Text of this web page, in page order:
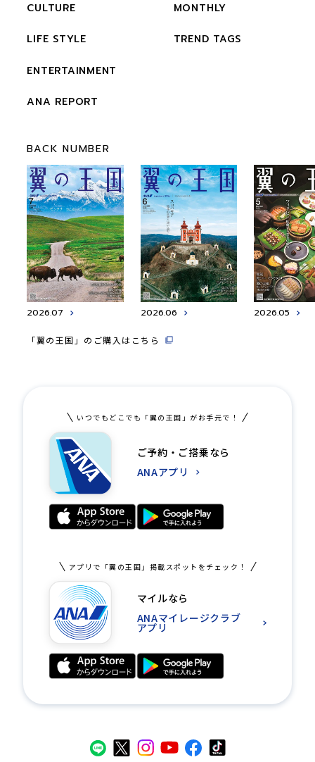
CULTURE
LIFE STYLE
ENTERTAINMENT
ANA REPORT
MONTHLY
TREND TAGS
BACK NUMBER
2026.07 2026.06 2026.05
「翼の王国」のご購入はこちら
いつでもどこでも「翼の王国」がお手元で！
ご予約・ご搭乗なら
ANAアプリ
アプリで「翼の王国」掲載スポットをチェック！
マイルなら
ANAマイレージクラブ
アプリ